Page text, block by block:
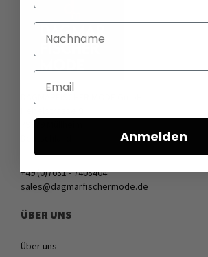
79379 Müllheim
+49 (0)7631 - 7408404
sales@dagmarfischermode.de
ÜBER UNS
Über uns
Nachname
Email
Anmelden